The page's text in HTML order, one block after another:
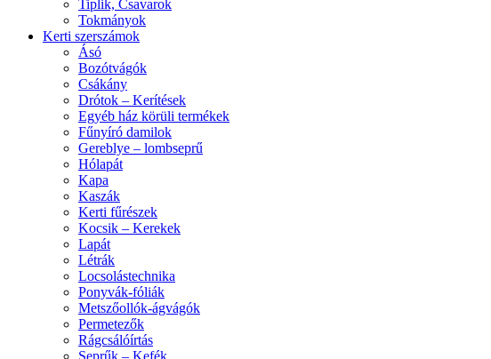
Tiplik, Csavarok
Tokmányok
Kerti szerszámok
Ásó
Bozótvágók
Csákány
Drótok – Kerítések
Egyéb ház körüli termékek
Fűnyíró damilok
Gereblye – lombseprű
Hólapát
Kapa
Kaszák
Kerti fűrészek
Kocsik – Kerekek
Lapát
Létrák
Locsolástechnika
Ponyvák-fóliák
Metszőollók-ágvágók
Permetezők
Rágcsálóírtás
Seprűk – Kefék